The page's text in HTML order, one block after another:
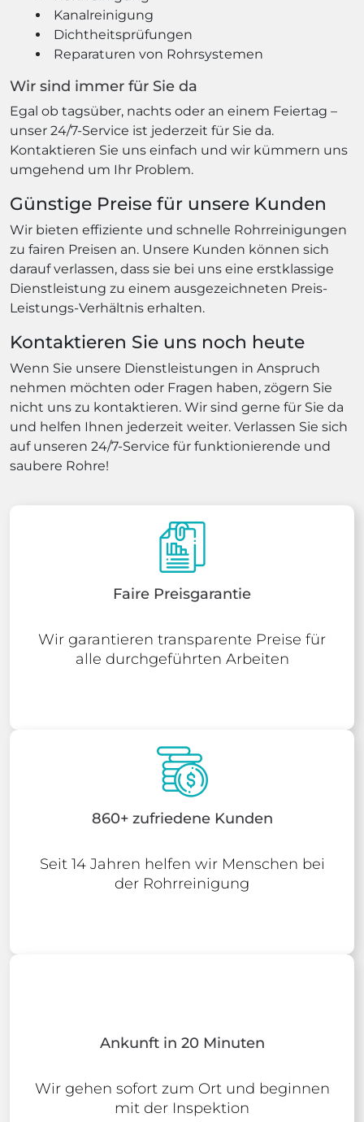
Unsere erfahrenen Experten arbeiten schnell und
zielorientiert, um Ihr Problem so schnell wie möglich
zu lösen. Mit modernsten Reinigungsmethoden
schnell wieder frei von Verstopfungen sind und
einwandfrei funktionieren.
Unser Dienstleistungsangebot
Verstopfungsbeseitigung
Kanalreinigung
Dichtheitsprüfungen
Reparaturen von Rohrsystemen
Wir sind immer für Sie da
Egal ob tagsüber, nachts oder an einem Feiertag –
Kontaktieren Sie uns einfach und wir kümmern uns
umgehend um Ihr Problem.
Günstige Preise für unsere Kunden
Wir bieten effiziente und schnelle Rohrreinigungen
zu fairen Preisen an. Unsere Kunden können sich
darauf verlassen, dass sie bei uns eine erstklassige
Kontaktieren Sie uns noch heute
Wenn Sie unsere Dienstleistungen in Anspruch
nicht uns zu kontaktieren. Wir sind gerne für Sie da
auf unseren 24/7-Service für funktionierende und
saubere Rohre!
Faire Preisgarantie